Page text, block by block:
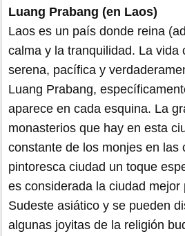
Luang Prabang (en Laos)
Laos es un país donde reina
calma y la tranquilidad. La vida
serena, pacífica y
Luang Prabang,
aparece en cada esquina. La
monasterios que hay en esta
constante de los monjes en las
pintoresca ciudad un toque
es considerada la ciudad mejor
Sudeste asiático y se pueden
algunas joyitas de la religión